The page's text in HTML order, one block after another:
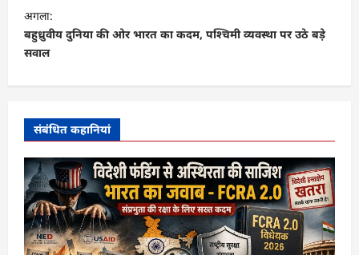
वि
गे
श
न
अगला:
बहुध्रुवीय दुनिया की ओर भारत का कदम, पश्चिमी व्यवस्था पर उठे बड़े
सवाल
संबंधित कहानियां